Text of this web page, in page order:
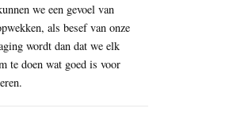
we een gevoel van
als besef van onze
wordt dan dat we elk
te doen wat goed is voor